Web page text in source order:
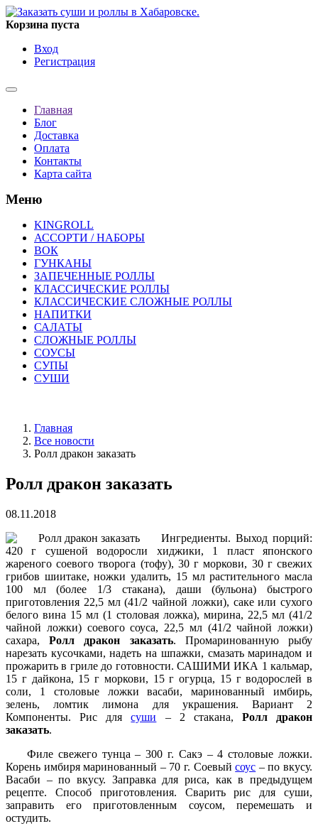
Корзина пуста
Вход
Регистрация
Главная
Блог
Доставка
Оплата
Контакты
Карта сайта
Меню
KINGROLL
АССОРТИ / НАБОРЫ
ВОК
ГУНКАНЫ
ЗАПЕЧЕННЫЕ РОЛЛЫ
КЛАССИЧЕСКИЕ РОЛЛЫ
КЛАССИЧЕСКИЕ СЛОЖНЫЕ РОЛЛЫ
НАПИТКИ
САЛАТЫ
СЛОЖНЫЕ РОЛЛЫ
СОУСЫ
СУПЫ
СУШИ
Главная
Все новости
Ролл дракон заказать
Ролл дракон заказать
08.11.2018
Ингредиенты. Выход порций:
420 г сушеной водоросли хиджики, 1 пласт японского
жареного соевого творога (тофу), 30 г моркови, 30 г свежих
грибов шиитаке, ножки удалить, 15 мл растительного масла
100 мл (более 1/3 стакана), даши (бульона) быстрого
приготовления 22,5 мл (41/2 чайной ложки), саке или сухого
белого вина 15 мл (1 столовая ложка), мирина, 22,5 мл (41/2
чайной ложки) соевого соуса, 22,5 мл (41/2 чайной ложки)
сахара,Ролл дракон заказать. Промаринованную рыбу
нарезать кусочками, надеть на шпажки, смазать маринадом и
прожарить в гриле до готовности. САШИМИ ИКА 1 кальмар,
15 г дайкона, 15 г моркови, 15 г огурца, 15 г водорослей в
соли, 1 столовые ложки васаби, маринованный имбирь,
зелень, ломтик лимона для украшения. Вариант 2
Компоненты. Рис длясуши – 2 стакана, Ролл дракон
заказать.
Филе свежего тунца – 300 г. Сакэ – 4 столовые ложки.
Корень имбиря маринованный – 70 г. Соевыйсоус – по вкусу.
Васаби – по вкусу. Заправка для риса, как в предыдущем
рецепте. Способ приготовления. Сварить рис для суши,
заправить его приготовленным соусом, перемешать и
остудить.